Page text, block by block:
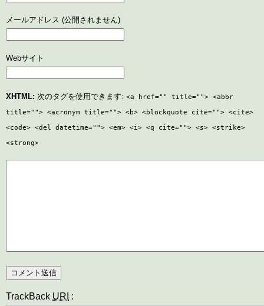
メールアドレス (公開されません)
Webサイト
XHTML: 次のタグを使用できます: <a href="" title=""> <abbr
title=""> <acronym title=""> <b> <blockquote cite=""> <cite>
<code> <del datetime=""> <em> <i> <q cite=""> <s> <strike>
<strong>
TrackBack URI :